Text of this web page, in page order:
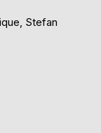
Stefan